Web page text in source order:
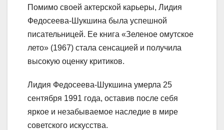
Помимо своей актерской карьеры, Лидия
Федосеева-Шукшина была успешной
писательницей. Ее книга «Зеленое омутское
лето» (1967) стала сенсацией и получила
высокую оценку критиков.
Лидия Федосеева-Шукшина умерла 25
сентября 1991 года, оставив после себя
яркое и незабываемое наследие в мире
советского искусства.